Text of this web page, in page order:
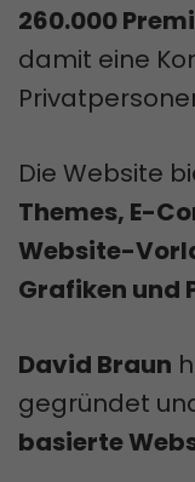
260.000
damit eine
Die Website
Themes, E-
Website-
Grafiken und
David Braun
gegründet
basierte